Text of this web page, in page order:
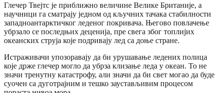
Глечер Твејтс је приближно величине Велике Британије, а
научници га сматрају једном од кључних тачака стабилности
западноантарктичког леденог покривача. Његово повлачење
убрзало се последњих деценија, пре свега због топлијих
океанских струја које подривају лед са доње стране.
Истраживачи упозоравају да би урушавање ледених полица
које држе глечер могло да убрза клизање леда у океан. То не
значи тренутну катастрофу, али значи да би свет могао да буде
суочен са дуготрајним и тешко заустављивим процесом